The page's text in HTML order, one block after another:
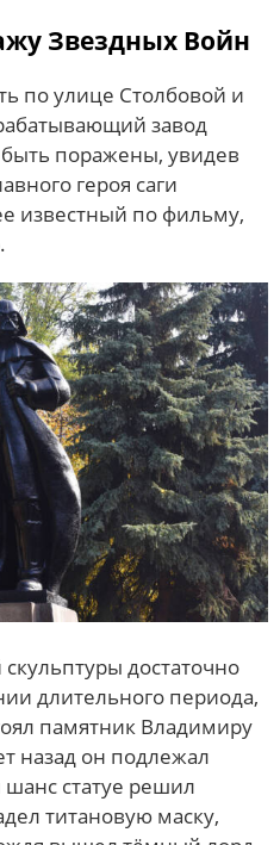
Звездных Войн
по улице Столбовой и
завод
поражены, увидев
героя саги
известный по фильму,
достаточно
длительного периода,
памятник Владимиру
назад он подлежал
статуе решил
титановую маску,